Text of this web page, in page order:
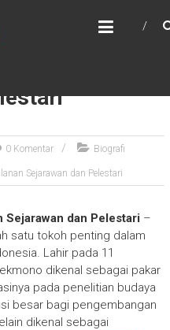
Perjalanan
0 Komentar Biografi
Sejarawan dan Pelestari
Sejarawan dan Pelestari –
satu tokoh penting dalam
Lahir pada 11
dikenal sebagai pakar
pada penelitian budaya
besar bagi pengembangan
dikenal sebagai